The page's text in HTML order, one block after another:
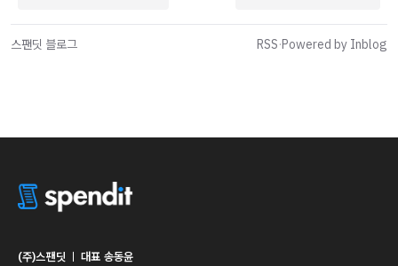
스팬딧 블로그 RSS·Powered by Inblog
(주)스팬딧 ㅣ대표 송동윤